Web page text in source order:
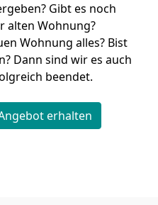
Gibt es noch
alten Wohnung?
Wohnung alles? Bist
Dann sind wir es auch
beendet.
erhalten